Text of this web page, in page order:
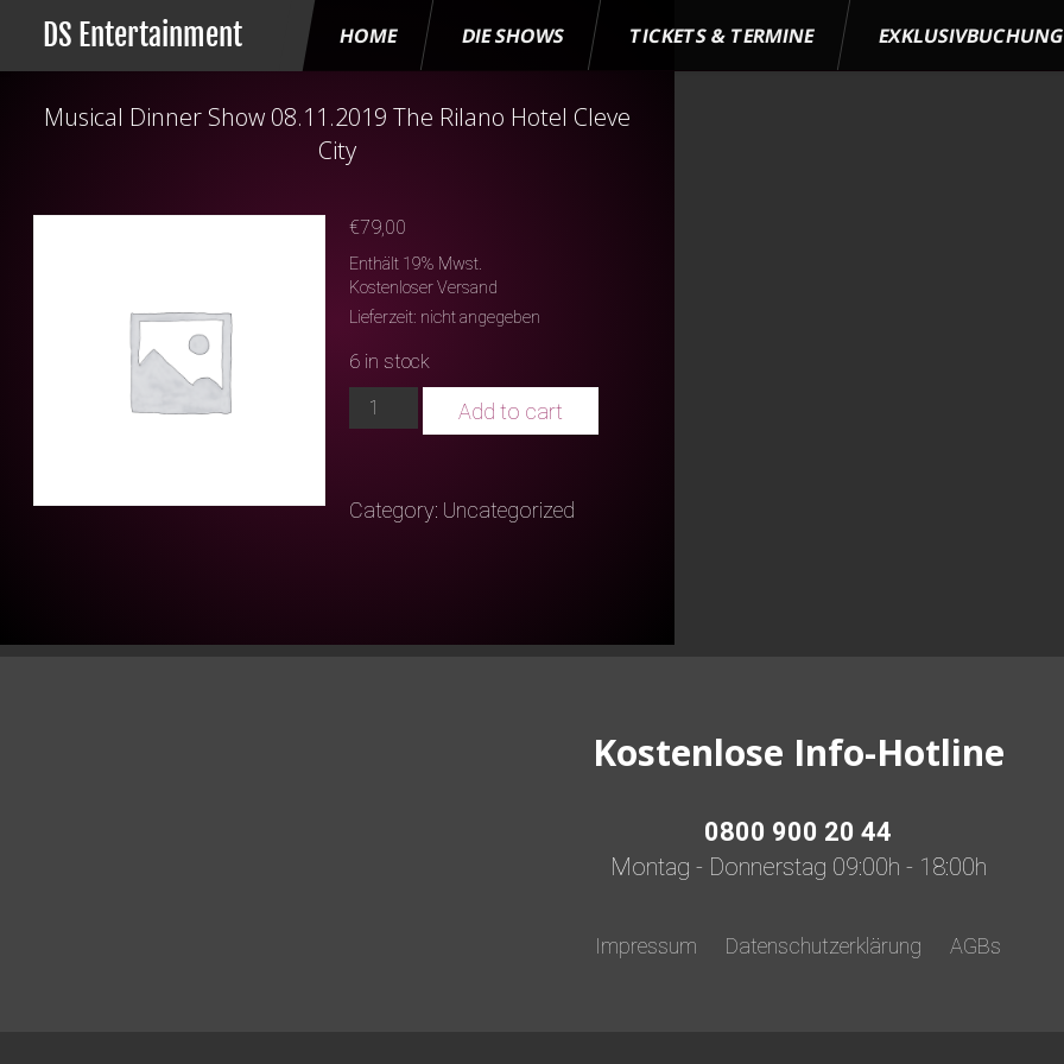
DS Entertainment HOME DIE SHOWS TICKETS & TERMINE EXKLUSIVBUCHUNG
Musical Dinner Show 08.11.2019 The Rilano Hotel Cleve
City
€79,00
Enthält 19% Mwst.
Kostenloser Versand
Lieferzeit: nicht angegeben
6 in stock
Musical
Dinner
The
Add to cart
Category: Uncategorized
Kostenlose Info-Hotline
0800 900 20 44
Montag - Donnerstag 09:00h - 18:00h
Impressum Datenschutzerklärung AGBs